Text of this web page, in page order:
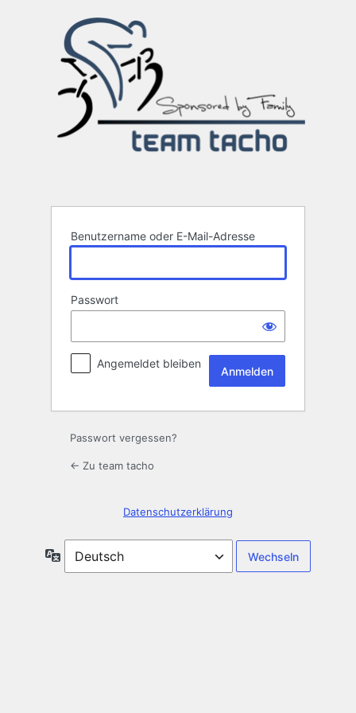
Anmelden
Benutzername oder E-Mail-Adresse
Passwort
Angemeldet bleiben
Passwort vergessen?
← Zu team tacho
Datenschutzerklärung
Sprache